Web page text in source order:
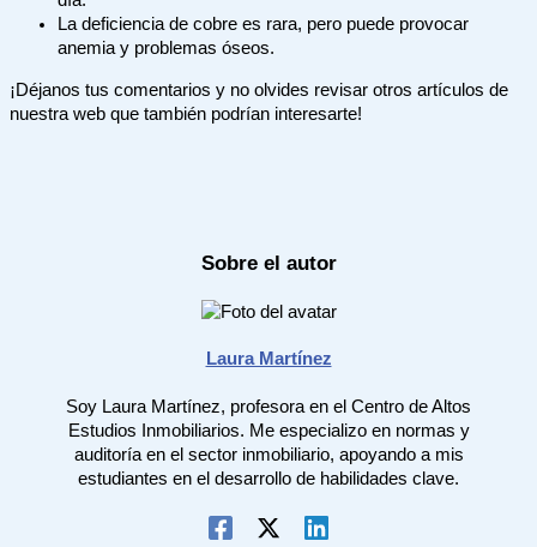
La deficiencia de cobre es rara, pero puede provocar
anemia y problemas óseos.
¡Déjanos tus comentarios y no olvides revisar otros artículos de
nuestra web que también podrían interesarte!
Sobre el autor
Laura Martínez
Soy Laura Martínez, profesora en el Centro de Altos
Estudios Inmobiliarios. Me especializo en normas y
auditoría en el sector inmobiliario, apoyando a mis
estudiantes en el desarrollo de habilidades clave.